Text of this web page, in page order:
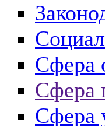
Сфера
Сфера
Сфера